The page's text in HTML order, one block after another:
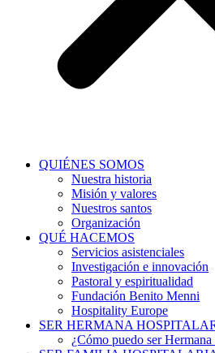
QUIÉNES SOMOS
Nuestra historia
Misión y valores
Nuestros santos
Organización
QUÉ HACEMOS
Servicios asistenciales
Investigación e innovación
Pastoral y espiritualidad
Fundación Benito Menni
Hospitality Europe
SER HERMANA
¿Cómo puedo ser